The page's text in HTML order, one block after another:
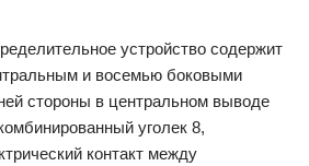
устройство содержит
и восемью боковыми
стороны в центральном выводе
уголек 8,
контакт между